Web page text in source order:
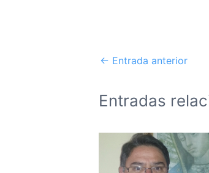
← Entrada anterior
Entradas